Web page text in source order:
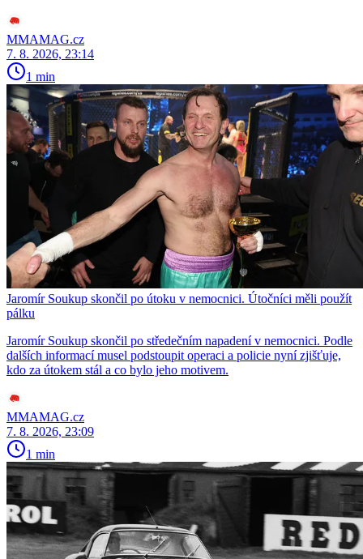
MMAMAG.cz
7. 8. 2026, 23:14
1 min
Jaromír Soukup skončil po útoku v nemocnici. Útočníci měli použít
pálku
Jaromír Soukup skončil po středečním napadení v nemocnici. Podle
dalších informací musel podstoupit operaci a policie nyní zjišťuje,
kdo za útokem stál a co bylo jeho motivem.
MMAMAG.cz
7. 8. 2026, 23:09
1 min